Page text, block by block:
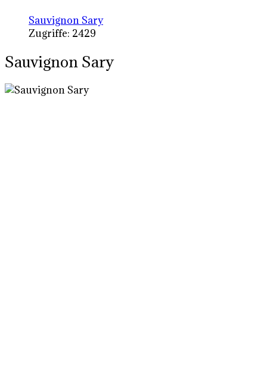
Sauvignon Sary
Zugriffe: 2429
Sauvignon Sary